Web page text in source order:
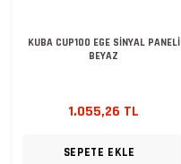
KUBA CUP100 EGE SİNYAL PANELİ
BEYAZ
1.055,26 TL
SEPETE EKLE